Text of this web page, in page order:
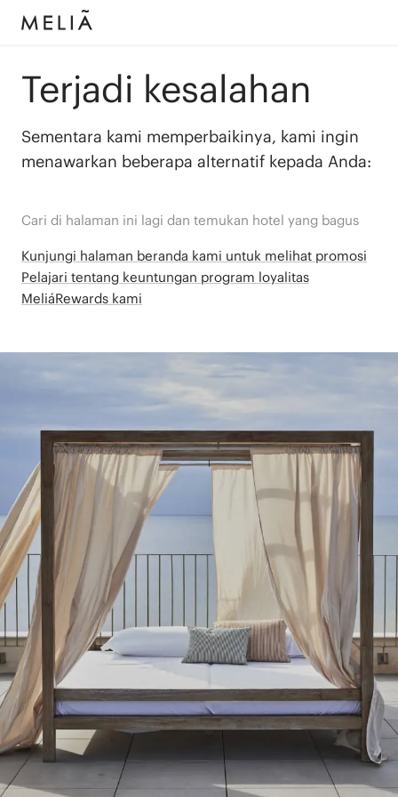
Terjadi kesalahan
Sementara kami memperbaikinya, kami ingin
menawarkan beberapa alternatif kepada Anda:
Cari di halaman ini lagi dan temukan hotel yang bagus
Kunjungi halaman beranda kami untuk melihat promosi
Pelajari tentang keuntungan program loyalitas
MeliáRewards kami